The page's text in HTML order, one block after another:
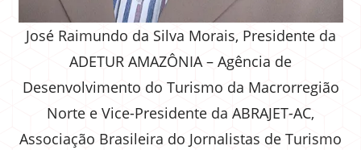
José Raimundo da Silva Morais, Presidente da
ADETUR AMAZÔNIA – Agência de
Desenvolvimento do Turismo da Macrorregião
Norte e Vice-Presidente da ABRAJET-AC,
Associação Brasileira do Jornalistas de Turismo